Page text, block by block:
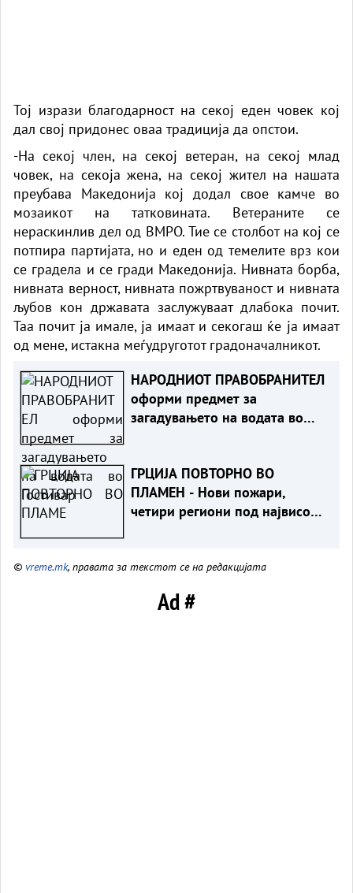
Тој изрази благодарност на секој еден човек кој
дал свој придонес оваа традиција да опстои.
-На секој член, на секој ветеран, на секој млад
човек, на секоја жена, на секој жител на нашата
преубава Македонија кој додал свое камче во
мозаикот на татковината. Ветераните се
нераскинлив дел од ВМРО. Тие се столбот на кој се
потпира партијата, но и еден од темелите врз кои
се градела и се гради Македонија. Нивната борба,
нивната верност, нивната пожртвуваност и нивната
љубов кон државата заслужуваат длабока почит.
Таа почит ја имале, ја имаат и секогаш ќе ја имаат
од мене, истакна меѓудруготот градоначалникот.
НАРОДНИОТ ПРАВОБРАНИТЕЛ
оформи предмет за
загадувањето на водата во
ГРЦИЈА ПОВТОРНО ВО
ПЛАМЕН - Нови пожари,
четири региони под највисок
© vreme.mk, правата за текстот се на редакцијата
Ad #